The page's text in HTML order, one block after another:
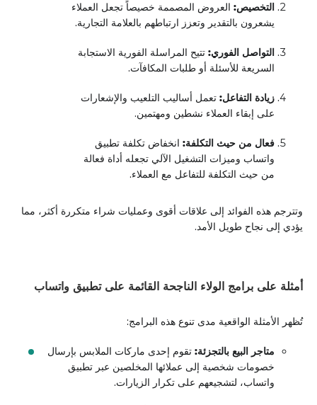
التخصيص: العروض المصممة خصيصاً تجعل العملاء
يشعرون بالتقدير وتعزز ارتباطهم بالعلامة التجارية.
التواصل الفوري: تتيح المراسلة الفورية الاستجابة
السريعة للأسئلة أو طلبات المكافآت.
زيادة التفاعل: تعمل أساليب التلعيب والإشعارات
على إبقاء العملاء نشطين ومهتمين.
فعال من حيث التكلفة: انخفاض تكلفة تطبيق
واتساب وميزات التشغيل الآلي تجعله أداة فعالة
من حيث التكلفة للتفاعل مع العملاء.
وتترجم هذه الفوائد إلى علاقات أقوى وعمليات شراء متكررة أكثر، مما
يؤدي إلى نجاح طويل الأمد.
أمثلة على برامج الولاء الناجحة القائمة على تطبيق واتساب
تُظهر الأمثلة الواقعية مدى تنوع هذه البرامج:
متاجر البيع بالتجزئة: تقوم إحدى ماركات الملابس بإرسال
خصومات شخصية إلى عملائها المخلصين عبر تطبيق
واتساب، لتشجيعهم على تكرار الزيارات.